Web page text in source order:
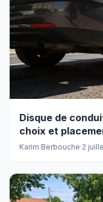
Disque de
choix et
Karim Berbouche·2